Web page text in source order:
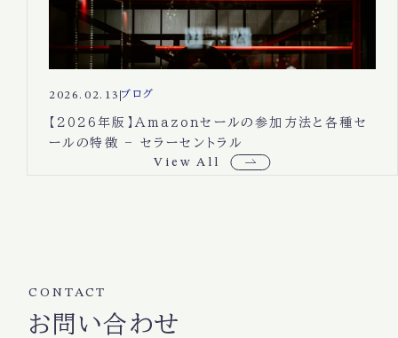
View All
2026.02.13 ブログ
【2026年版】Amazonセールの参加方法と各種セ
ールの特徴 – セラーセントラル
CONTACT
お問い合わせ